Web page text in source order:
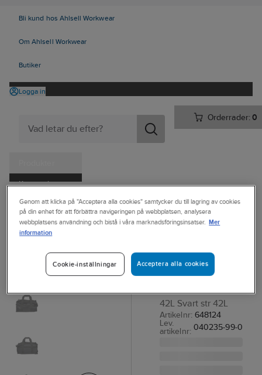
Bli kund hos Ahlsell Workwear
Om Ahlsell Workwear
Butiker
Logga in
Orderrader:0
Kampanjer
Tjänster
Kataloger
Ahlsell Produkter Arbetsplats Förvaring
Väskor och lådor
Övriga väskor och bagar
Bag Clique® 2
in 1
42L Svart str 42L
Artikelnr: 648124
Lev.
artikelnr: 040235-99-0
Genom att klicka på "Acceptera alla cookies" samtycker du till lagring av cookies
på din enhet för att förbättra navigeringen på webbplatsen, analysera
webbplatsens användning och bistå i våra marknadsföringsinsatser. Mer
information
Acceptera alla cookies
Cookie-inställningar